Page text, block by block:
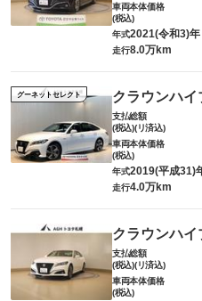
車両本体価格
(税込)
年式2021(令和3)年
走行8.0万km
グーネットセレクト クラウンハイ
支払総額
(税込)(リ済込)
車両本体価格
(税込)
年式2019(平成31)
走行4.0万km
クラウンハイ
支払総額
(税込)(リ済込)
車両本体価格
(税込)